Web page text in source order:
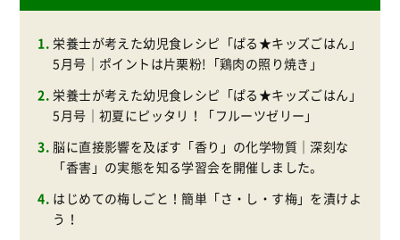
栄養士が考えた幼児食レシピ「ぱる★キッズごはん」
5月号｜ポイントは片栗粉!「鶏肉の照り焼き」
栄養士が考えた幼児食レシピ「ぱる★キッズごはん」
5月号｜初夏にピッタリ！「フルーツゼリー」
脳に直接影響を及ぼす「香り」の化学物質｜深刻な
「香害」の実態を知る学習会を開催しました。
はじめての梅しごと！簡単「さ・し・す梅」を漬けよ
う！